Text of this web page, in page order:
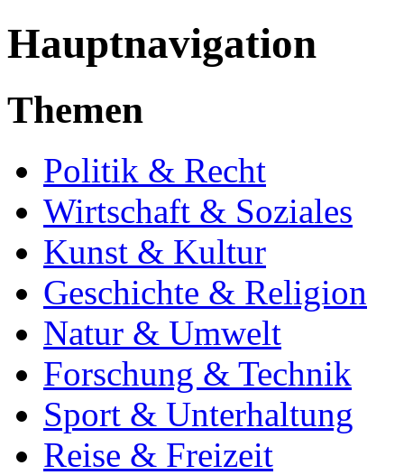
Hauptnavigation
Themen
Politik & Recht
Wirtschaft & Soziales
Kunst & Kultur
Geschichte & Religion
Natur & Umwelt
Forschung & Technik
Sport & Unterhaltung
Reise & Freizeit